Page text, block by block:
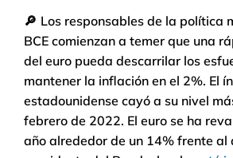
🔎 Los responsables de la política
BCE comienzan a temer que una
del euro pueda descarrilar los
mantener la inflación en el 2%. El
estadounidense cayó a su nivel
febrero de 2022. El euro se ha
año alrededor de un 14% frente al